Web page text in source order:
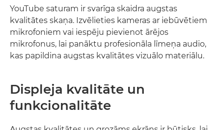
YouTube saturam ir svarīga skaidra augstas
kvalitātes skaņa. Izvēlieties kameras ar iebūvētiem
mikrofoniem vai iespēju pievienot ārējos
mikrofonus, lai panāktu profesionāla līmeņa audio,
kas papildina augstas kvalitātes vizuālo materiālu.
Displeja kvalitāte un
funkcionalitāte